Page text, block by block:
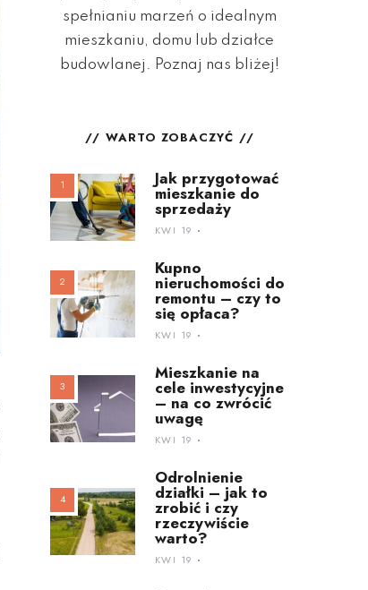
spełnianiu marzeń o idealnym
mieszkaniu, domu lub działce
budowlanej. Poznaj nas bliżej!
WARTO ZOBACZYĆ
Jak przygotować
mieszkanie do
sprzedaży
KWI 19
Kupno
nieruchomości do
remontu – czy to
się opłaca?
KWI 19
Mieszkanie na
cele inwestycyjne
– na co zwrócić
uwagę
KWI 19
Odrolnienie
działki – jak to
zrobić i czy
rzeczywiście
warto?
KWI 19